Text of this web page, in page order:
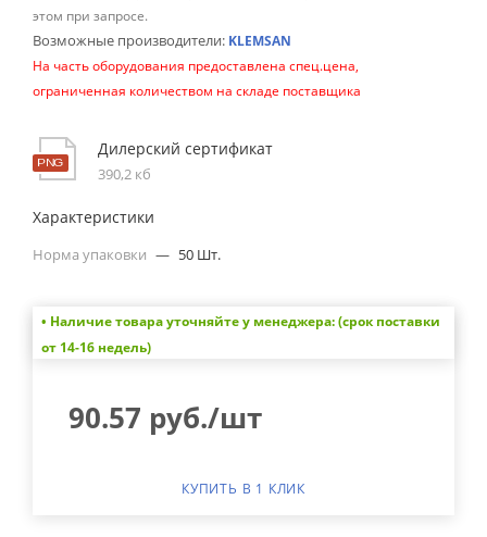
этом при запросе.
Возможные производители: KLEMSAN
На часть оборудования предоставлена спец.цена,
ограниченная количеством на складе поставщика
Дилерский сертификат
390,2 кб
Характеристики
Норма упаковки — 50 Шт.
• Наличие товара уточняйте у менеджера: (срок поставки
от 14-16 недель)
90.57 руб./шт
КУПИТЬ В 1 КЛИК